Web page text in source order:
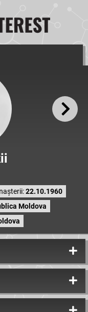
22.10.1960
Moldova